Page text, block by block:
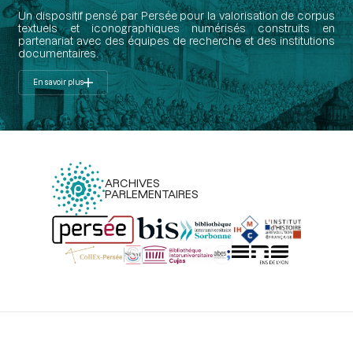
Un dispositif pensé par Persée pour la valorisation de corpus
textuels et iconographiques numérisés construits en
partenariat avec des équipes de recherche et des institutions
documentaires.
En savoir plus
ARCHIVES
PARLEMENTAIRES
Menu